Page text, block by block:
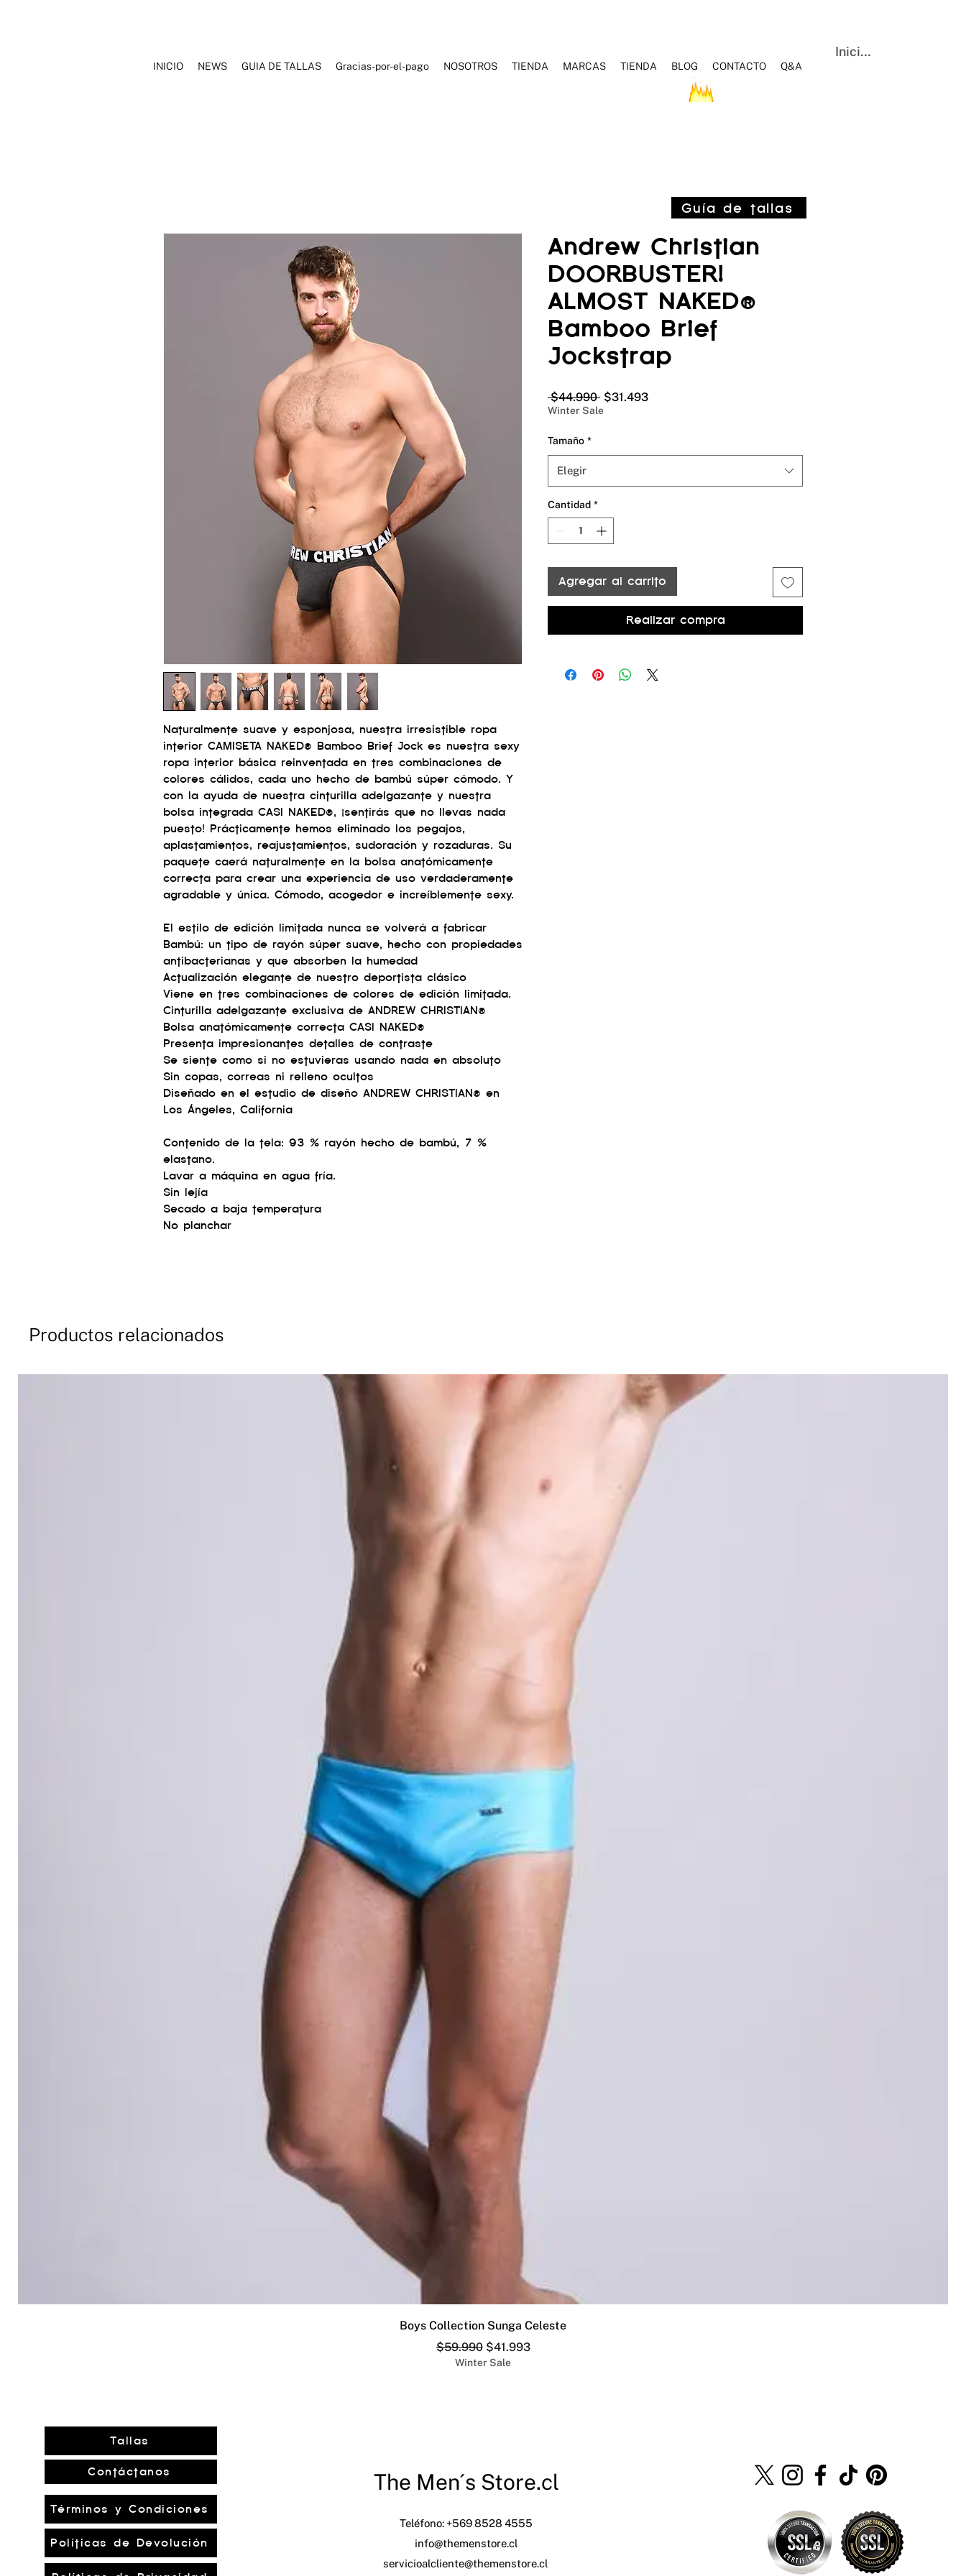
Iniciar sesión
Naturalmente suave y esponjosa, nuestra irresistible ropa
interior CAMISETA NAKED® Bamboo Brief Jock es nuestra sexy
ropa interior básica reinventada en tres combinaciones de
colores cálidos, cada uno hecho de bambú súper cómodo. Y
con la ayuda de nuestra cinturilla adelgazante y nuestra
bolsa integrada CASI NAKED®, ¡sentirás que no llevas nada
puesto! Prácticamente hemos eliminado los pegajos,
aplastamientos, reajustamientos, sudoración y rozaduras. Su
paquete caerá naturalmente en la bolsa anatómicamente
correcta para crear una experiencia de uso verdaderamente
agradable y única. Cómodo, acogedor e increíblemente sexy.
El estilo de edición limitada nunca se volverá a fabricar
Bambú: un tipo de rayón súper suave, hecho con propiedades
antibacterianas y que absorben la humedad
Actualización elegante de nuestro deportista clásico
Viene en tres combinaciones de colores de edición limitada.
Cinturilla adelgazante exclusiva de ANDREW CHRISTIAN®
Bolsa anatómicamente correcta CASI NAKED®
Presenta impresionantes detalles de contraste
Se siente como si no estuvieras usando nada en absoluto
Sin copas, correas ni relleno ocultos
Diseñado en el estudio de diseño ANDREW CHRISTIAN® en
Los Ángeles, California
Contenido de la tela: 93 % rayón hecho de bambú, 7 %
elastano.
Lavar a máquina en agua fría.
Sin lejía
Secado a baja temperatura
No planchar
Andrew Christian
DOORBUSTER!
ALMOST NAKED®
Bamboo Brief
Jockstrap
$44.990 Precio
$31.493Precio
Winter Sale
Tamaño *
Elegir
Cantidad *
Agregar al carrito
Realizar compra
Guía de tallas
Productos relacionados
Vista rápida
Boys Collection Sunga Celeste
Precio
$59.990 Precio de oferta
$41.993
Winter Sale
INICIO NEWS GUIA DE TALLAS Gracias-por-el-pago NOSOTROS TIENDA MARCAS TIENDA BLOG CONTACTO Q&A
Tallas
Contáctanos
Términos y Condiciones
Políticas de Devolución
The Men´s Store.cl
Teléfono: +569 8528 4555
info@themenstore.cl
servicioalcliente@themenstore.cl